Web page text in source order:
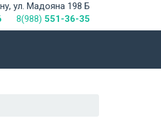
ул. Мадояна 198 Б
8(988) 551-36-35